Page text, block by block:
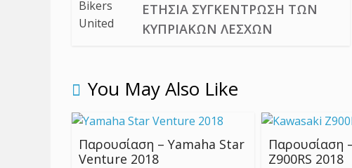
ΕΤΉΣΙΑ ΣΥΓΚΈΝΤΡΩΣΗ ΤΩΝ
ΚΥΠΡΙΑΚΏΝ ΛΕΣΧΏΝ
You May Also Like
Παρουσίαση – Yamaha Star
Venture 2018
Παρουσίαση
Z900RS 2018